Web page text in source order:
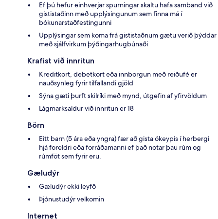
Ef þú hefur einhverjar spurningar skaltu hafa samband við
gististaðinn með upplýsingunum sem finna má í
bókunarstaðfestingunni
Upplýsingar sem koma frá gististaðnum gætu verið þýddar
með sjálfvirkum þýðingarhugbúnaði
Krafist við innritun
Kreditkort, debetkort eða innborgun með reiðufé er
nauðsynleg fyrir tilfallandi gjöld
Sýna gæti þurft skilríki með mynd, útgefin af yfirvöldum
Lágmarksaldur við innritun er 18
Börn
Eitt barn (5 ára eða yngra) fær að gista ókeypis í herbergi
hjá foreldri eða forráðamanni ef það notar þau rúm og
rúmföt sem fyrir eru.
Gæludýr
Gæludýr ekki leyfð
Þjónustudýr velkomin
Internet